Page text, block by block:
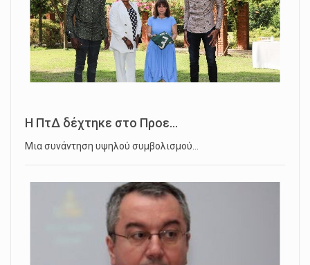
Η ΠτΔ δέχτηκε στο Προε...
Μια συνάντηση υψηλού συμβολισμού…